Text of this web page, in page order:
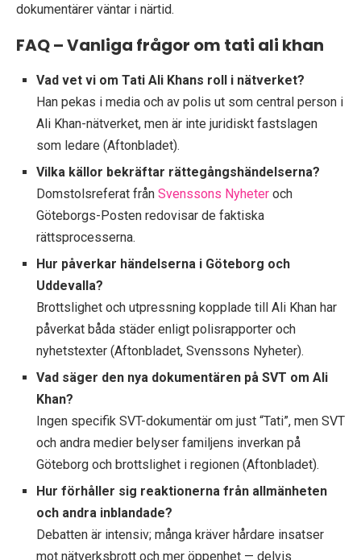
dokumentärer väntar i närtid.
FAQ – Vanliga frågor om tati ali khan
Vad vet vi om Tati Ali Khans roll i nätverket?
Han pekas i media och av polis ut som central person i
Ali Khan-nätverket, men är inte juridiskt fastslagen
som ledare (Aftonbladet).
Vilka källor bekräftar rättegångshändelserna?
Domstolsreferat från Svenssons Nyheter och
Göteborgs-Posten redovisar de faktiska
rättsprocesserna.
Hur påverkar händelserna i Göteborg och
Uddevalla?
Brottslighet och utpressning kopplade till Ali Khan har
påverkat båda städer enligt polisrapporter och
nyhetstexter (Aftonbladet, Svenssons Nyheter).
Vad säger den nya dokumentären på SVT om Ali
Khan?
Ingen specifik SVT-dokumentär om just “Tati”, men SVT
och andra medier belyser familjens inverkan på
Göteborg och brottslighet i regionen (Aftonbladet).
Hur förhåller sig reaktionerna från allmänheten
och andra inblandade?
Debatten är intensiv; många kräver hårdare insatser
mot nätverksbrott och mer öppenhet — delvis